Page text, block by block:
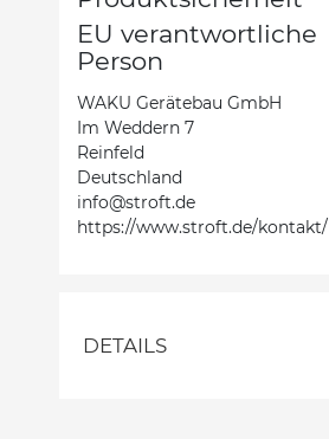
EU verantwortliche
Person
WAKU Gerätebau GmbH
Im Weddern 7
Reinfeld
Deutschland
info@stroft.de
https://www.stroft.de/kontakt/
DETAILS